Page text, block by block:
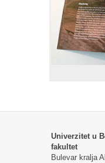
Univerzitet u
fakultet
Bulevar kralja